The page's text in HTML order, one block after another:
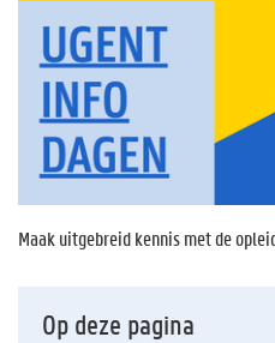
Maak uitgebreid kennis met de
Op deze pagina